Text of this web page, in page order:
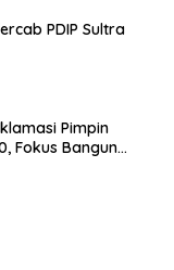
PDIP Sultra
Pimpin
Fokus Bangun